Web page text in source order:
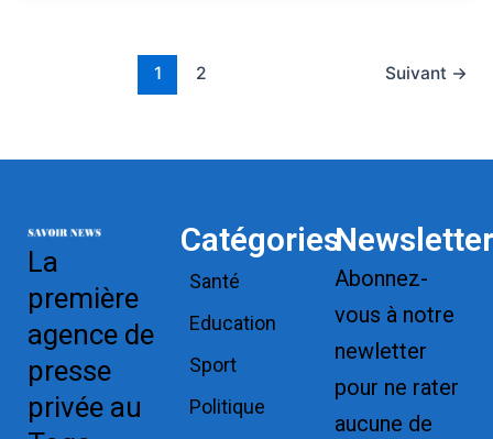
1 2 Suivant →
La
première
agence de
presse
privée au
Catégories
Santé
Education
Sport
Politique
Newsletter
Abonnez-
vous à notre
newletter
pour ne rater
aucune de